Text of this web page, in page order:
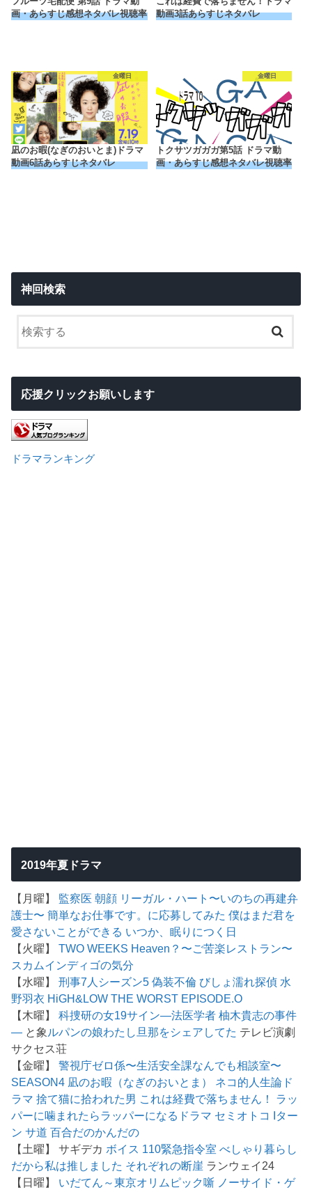
画・あらすじ感想ネタバレ視聴率
動画3話あらすじネタバレ
金曜日
凪のお暇(なぎのおいとま)ドラマ
動画6話あらすじネタバレ
金曜日
トクサツガガガ第5話 ドラマ動
画・あらすじ感想ネタバレ視聴率
神回検索
応援クリックお願いします
ドラマランキング
2019年夏ドラマ
【月曜】 監察医 朝顔 リーガル・ハート〜いのちの再建弁
護士〜 簡単なお仕事です。に応募してみた 僕はまだ君を
愛さないことができる いつか、眠りにつく日
【火曜】TWO WEEKS Heaven？〜ご苦楽レストラン〜
スカムインディゴの気分
【水曜】刑事7人シーズン5 偽装不倫 びしょ濡れ探偵 水
野羽衣 HiGH&LOW THE WORST EPISODE.O
【木曜】科捜研の女19サイン―法医学者 柚木貴志の事件
― と象 ルパンの娘わたし旦那をシェアしてた テレビ演劇
サクセス荘
【金曜】警視庁ゼロ係〜生活安全課なんでも相談室〜
SEASON4 凪のお暇（なぎのおいとま）
ネコ的人生論ド
ラマ 捨て猫に拾われた男 これは経費で落ちません！
ラッ
パーに噛まれたらラッパーになるドラマ セミオトコ
Iター
ン サ道 百合だのかんだの
【土曜】 サギデカ ボイス 110緊急指令室 べしゃり暮らし
だから私は推しました それぞれの断崖 ランウェイ24
【日曜】 いだてん～東京オリムピック噺 ノーサイド・ゲ